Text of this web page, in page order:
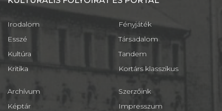
Irodalom
Esszé
Kultúra
Kritika
Fényjáték
Társadalom
Tandem
Kortárs klasszikus
Archívum
Képtár
Szerzőink
Impresszum